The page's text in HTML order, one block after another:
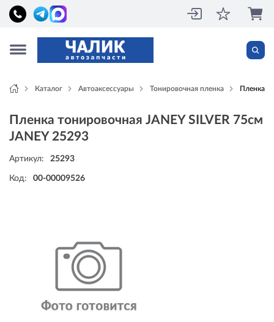
Каталог Автоаксессуары Тонировочная пленка Пленка
Пленка тонировочная JANEY SILVER 75см
JANEY 25293
Артикул: 25293
Код: 00-00009526